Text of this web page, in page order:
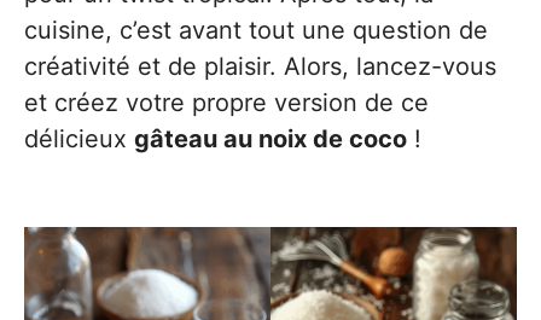
cuisine, c’est avant tout une question de
créativité et de plaisir. Alors, lancez-vous
et créez votre propre version de ce
délicieux gâteau au noix de coco !